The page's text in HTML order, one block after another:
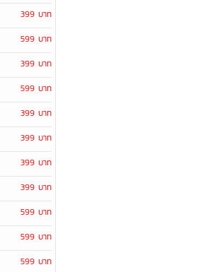
399 บาท
599 บาท
399 บาท
599 บาท
399 บาท
399 บาท
399 บาท
399 บาท
599 บาท
599 บาท
599 บาท